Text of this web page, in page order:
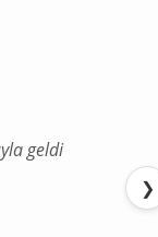
geldi
❯